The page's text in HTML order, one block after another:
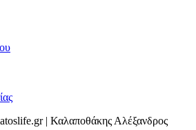
| Καλαποθάκης Αλέξανδρος